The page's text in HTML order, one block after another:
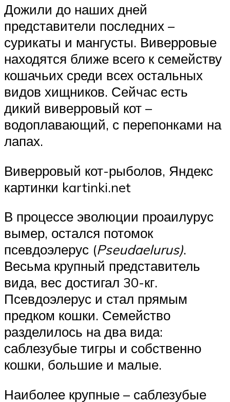
Дожили до наших дней
представители последних –
сурикаты и мангусты. Виверровые
находятся ближе всего к семейству
кошачьих среди всех остальных
видов хищников. Сейчас есть
дикий виверровый кот –
водоплавающий, с перепонками на
лапах.
Виверровый кот-рыболов, Яндекс
картинки kartinki.net
В процессе эволюции проаилурус
вымер, остался потомок
псевдоэлерус (Pseudaelurus).
Весьма крупный представитель
вида, вес достигал 30-кг.
Псевдоэлерус и стал прямым
предком кошки. Семейство
разделилось на два вида:
саблезубые тигры и собственно
кошки, большие и малые.
Наиболее крупные – саблезубые